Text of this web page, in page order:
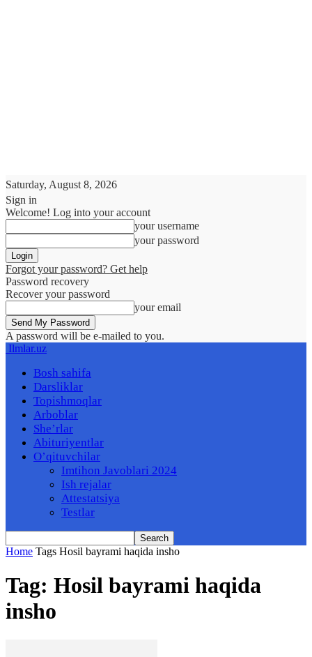
Saturday, August 8, 2026
Sign in
Welcome! Log into your account
your username
your password
Forgot your password? Get help
Password recovery
Recover your password
your email
A password will be e-mailed to you.
Ilmlar.uz
Bosh sahifa
Darsliklar
Topishmoqlar
Arboblar
She’rlar
Abituriyentlar
O’qituvchilar
Imtihon Javoblari 2024
Ish rejalar
Attestatsiya
Testlar
Home Tags Hosil bayrami haqida insho
Tag: Hosil bayrami haqida
insho